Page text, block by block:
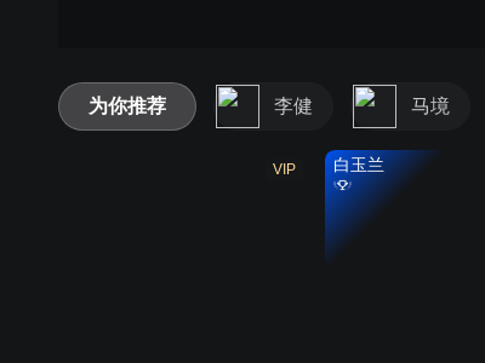
为你推荐 李健 马境
VIP 白玉兰